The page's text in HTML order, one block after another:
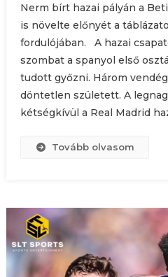
Nerm bírt hazai pályán a
is növelte előnyét a
fordulójában. A hazai
szombat a spanyol első
tudott győzni. Három
döntetlen született. A
kétségkívül a Real Madrid
Tovább olvasom